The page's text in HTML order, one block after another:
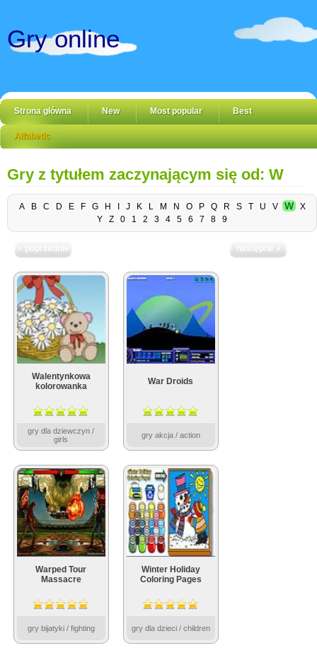
Gry online
Strona główna New Most popular Best
Alfabetic
Gry z tytułem zaczynającym się od: W
A B C D E F G H J K L M N O P Q R S T U V W
X
Y
Z 0 1 2 3 4 5 6 7 8 9
« poprzednie następne »
Walentynkowa
kolorowanka
gry dla dziewczyn /
girls
War Droids
gry akcja / action
Warped Tour
Massacre
gry bijatyki / fighting
Winter Holiday
Coloring Pages
gry dla dzieci / children